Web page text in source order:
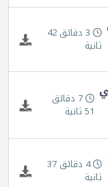
3 دقائق 42
ثانية
7 دقائق
51 ثانية
4 دقائق 37
ثانية